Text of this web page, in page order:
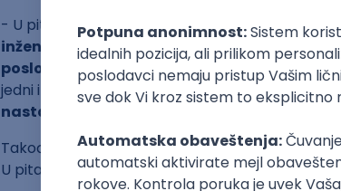
- U pitanju su različite vrste poslova i na neki
inženjeri obavljaju i bave se dosta
poslovima nego programeri. Naravno, u
jedni i drugi moraju biti spremni da i nakon
nastave da se razvijaju i prate sve promene
Takođe prof. dr Nikolić dodaje da je
U pitanju su koncepti, metodologije i